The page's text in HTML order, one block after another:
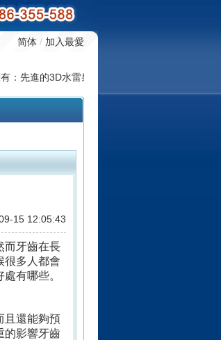
简体 / 加入最愛
先進的3D水雷射微創人工植牙系統與完善的
15 12:05:43
而牙齒在長
很多人都會
有哪些。
且還能夠預
的影響牙齒